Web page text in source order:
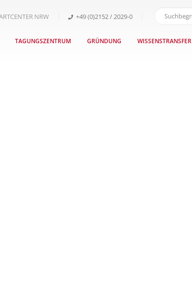
NRW +49 (0)2152 / 2029-0
TAGUNGSZENTRUM GRÜNDUNG WISSENSTRANSFER